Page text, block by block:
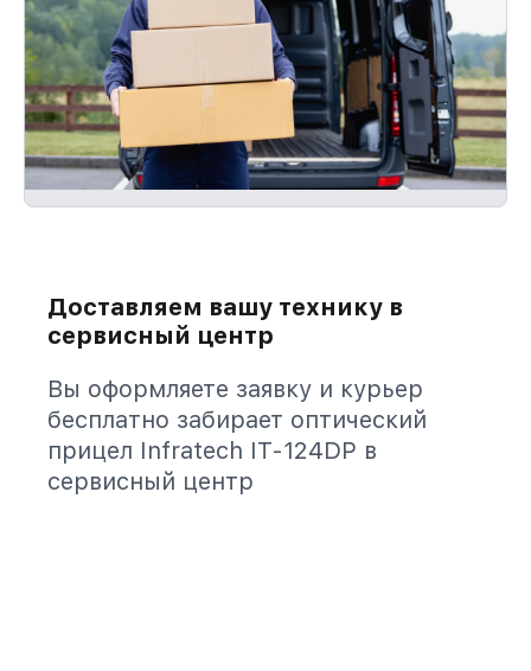
Доставляем вашу технику в
сервисный центр
Вы оформляете заявку и курьер
бесплатно забирает оптический
прицел Infratech IT-124DP в
сервисный центр